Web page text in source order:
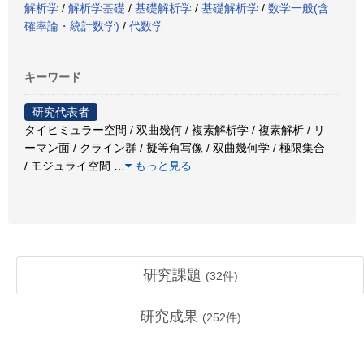
解析学 / 解析学基礎 / 基礎解析学 / 基礎解析学 / 数学一般(含
確率論・統計数学) / 代数学
キーワード
研究代表者
タイヒミュラー空間 / 双曲幾何 / 複素解析学 / 複素解析 / リ
ーマン面 / クライン群 / 擬等角写像 / 双曲幾何学 / 極限集合
/ モジュライ空間
もっと見る
研究課題 (32件)
研究成果 (252件)